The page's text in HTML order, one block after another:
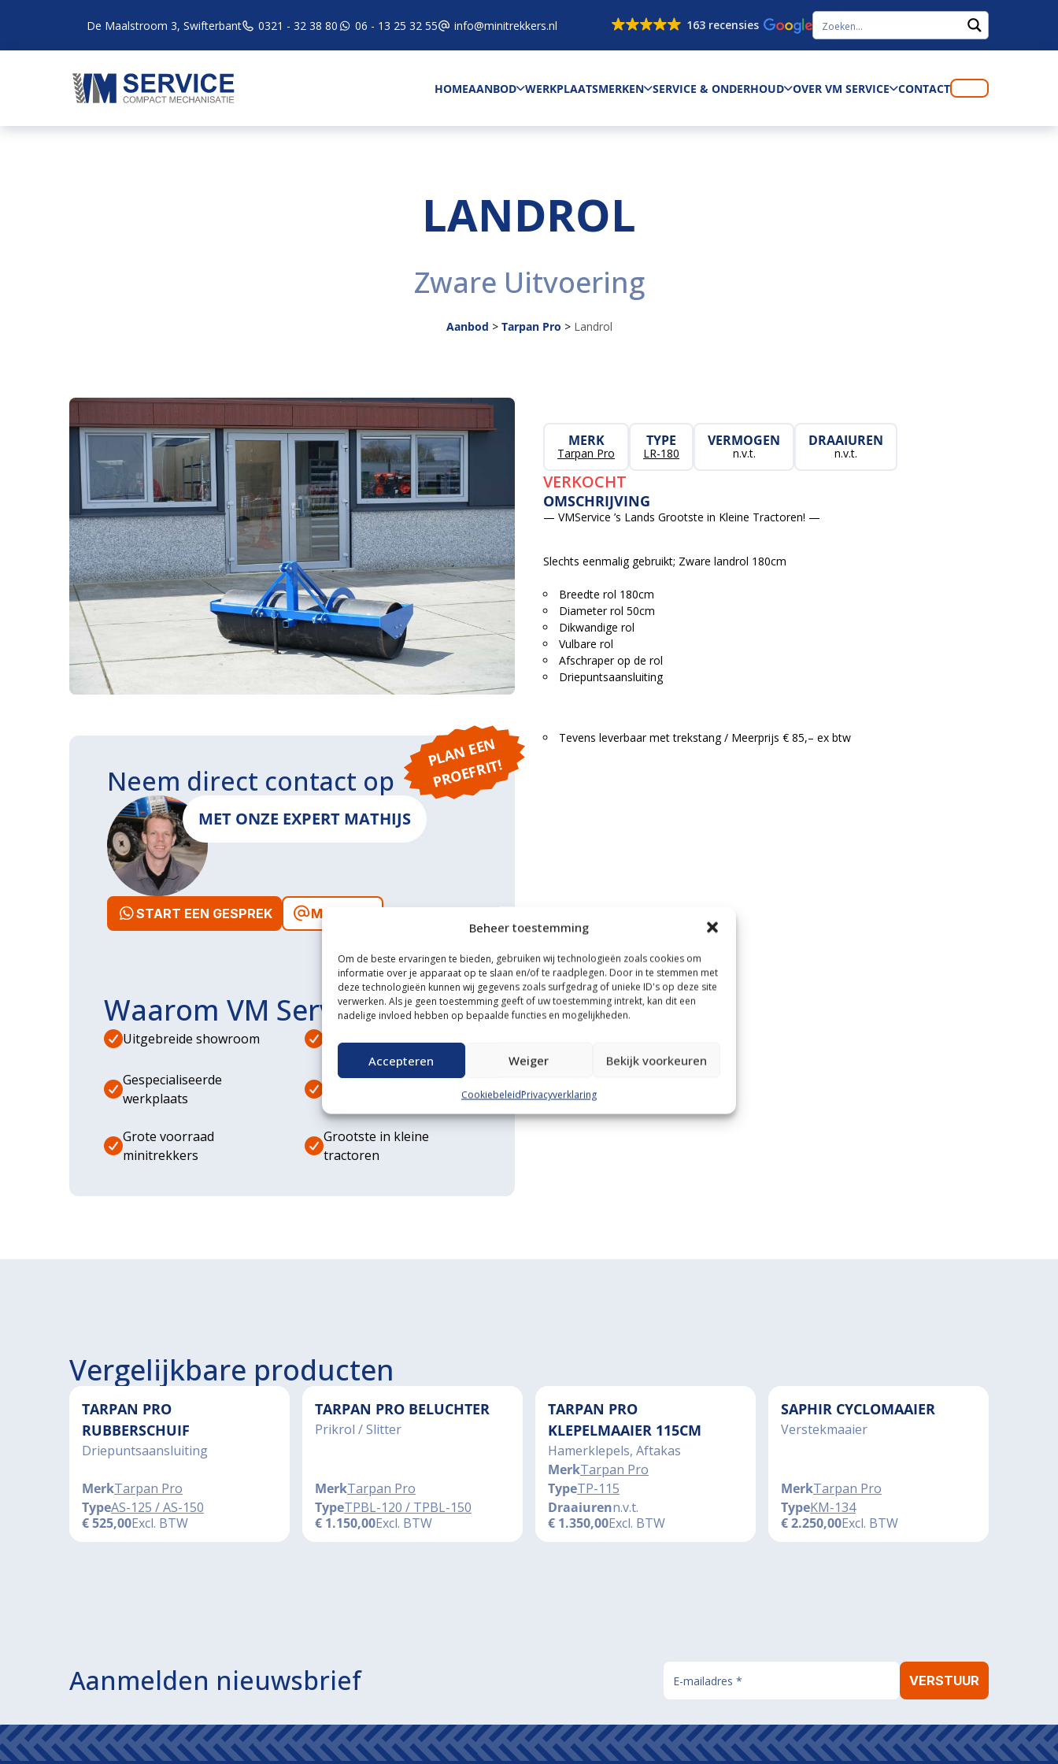
Beheer toestemming
Om de beste ervaringen te bieden, gebruiken wij technologieën zoals cookies om
informatie over je apparaat op te slaan en/of te raadplegen. Door in te stemmen met
deze technologieën kunnen wij gegevens zoals surfgedrag of unieke ID's op deze site
verwerken. Als je geen toestemming geeft of uw toestemming intrekt, kan dit een
nadelige invloed hebben op bepaalde functies en mogelijkheden.
Accepteren Weiger Bekijk voorkeuren
CookiebeleidPrivacyverklaring
De Maalstroom 3, Swifterbant 0321 - 32 38 80 06 - 13 25 32 55 info@minitrekkers.nl 163 recensies
HOMEAANBOD WERKPLAATSMERKEN SERVICE & ONDERHOUD OVER VM SERVICE CONTACT
LANDROL
Zware Uitvoering
Aanbod > Tarpan Pro > Landrol
MERK
Tarpan Pro
TYPE
LR-180
VERMOGEN
n.v.t.
DRAAIUREN
n.v.t.
VERKOCHT
OMSCHRIJVING
— VMService ’s Lands Grootste in Kleine Tractoren! —
Slechts eenmalig gebruikt; Zware landrol 180cm
Breedte rol 180cm
Diameter rol 50cm
Dikwandige rol
Vulbare rol
Afschraper op de rol
Driepuntsaansluiting
Tevens leverbaar met trekstang / Meerprijs € 85,– ex btw
P
L
A
N
E
E
N
P
R
O
E
F
RI
T!
Neem direct contact op
MET ONZE EXPERT MATHIJS
START EEN GESPREK MAIL ONS
Waarom VM Service
Uitgebreide showroom Eigen transportservice
Gespecialiseerde
werkplaats
Diverse
Grote voorraad
minitrekkers
Grootste in kleine
tractoren
Vergelijkbare producten
TARPAN PRO
RUBBERSCHUIF
Driepuntsaansluiting
MerkTarpan Pro
TypeAS-125 / AS-150
€525,00Excl. BTW
TARPAN PRO BELUCHTER
Prikrol / Slitter
MerkTarpan Pro
TypeTPBL-120 / TPBL-150
€ 1.150,00Excl. BTW
TARPAN PRO
KLEPELMAAIER 115CM
Hamerklepels, Aftakas
MerkTarpan Pro
TypeTP-115
Draaiurenn.v.t.
€ 1.350,00Excl. BTW
SAPHIR CYCLOMAAIER
Verstekmaaier
MerkTarpan Pro
TypeKM-134
€2.250,00Excl. BTW
Aanmelden nieuwsbrief